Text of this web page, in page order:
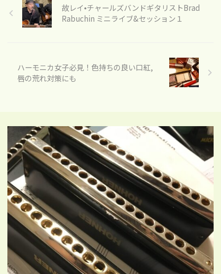
故レイ•チャールズバンドギタリストBrad
Rabuchin ミニライブ&セッション１
ハーモニカ女子必見！色持ちの良い口紅,
唇の荒れ対策にも